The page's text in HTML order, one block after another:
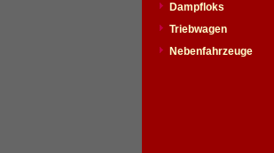
Dampfloks
Triebwagen
Nebenfahrzeuge